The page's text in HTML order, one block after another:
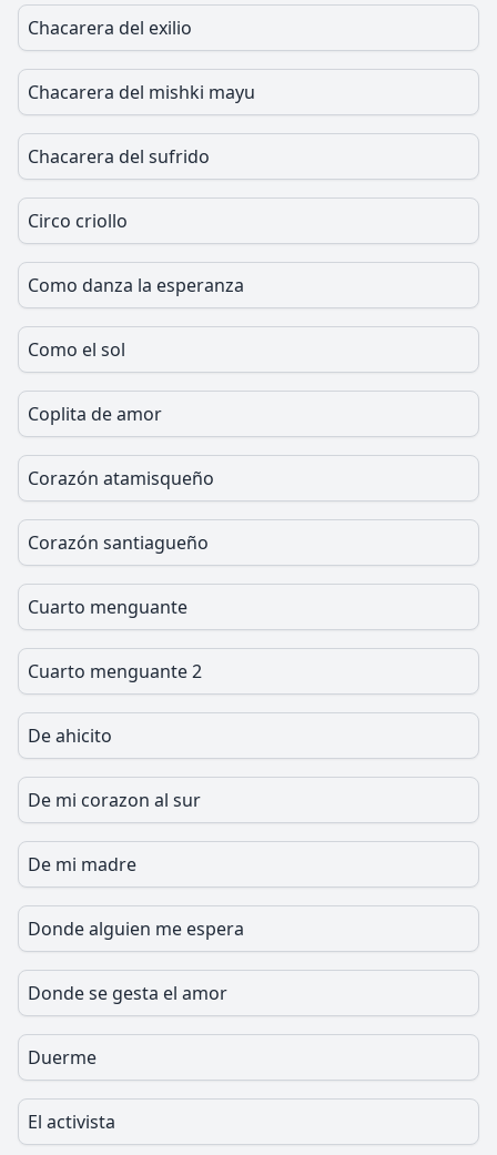
Chacarera del exilio
Chacarera del mishki mayu
Chacarera del sufrido
Circo criollo
Como danza la esperanza
Como el sol
Coplita de amor
Corazón atamisqueño
Corazón santiagueño
Cuarto menguante
Cuarto menguante 2
De ahicito
De mi corazon al sur
De mi madre
Donde alguien me espera
Donde se gesta el amor
Duerme
El activista